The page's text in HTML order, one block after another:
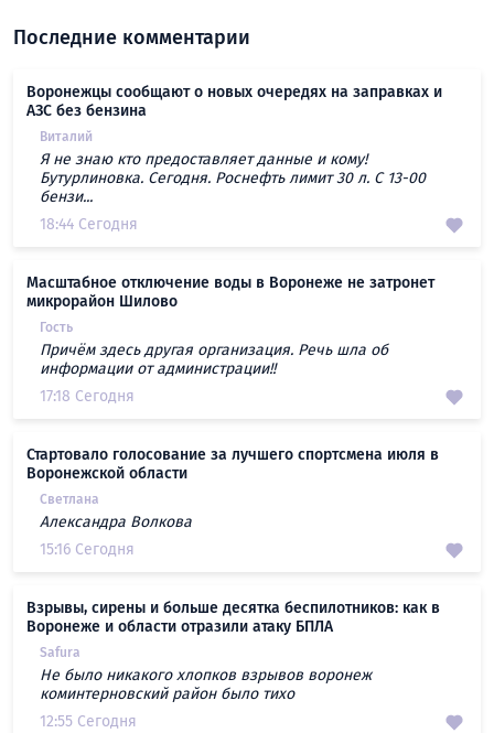
Последние комментарии
Воронежцы сообщают о новых очередях на заправках и
АЗС без бензина
Виталий
Я не знаю кто предоставляет данные и кому!
Бутурлиновка. Сегодня. Роснефть лимит 30 л. С 13-00
бензи...
18:44 Сегодня
Масштабное отключение воды в Воронеже не затронет
микрорайон Шилово
Гость
Причём здесь другая организация. Речь шла об
информации от администрации!!
17:18 Сегодня
Стартовало голосование за лучшего спортсмена июля в
Воронежской области
Светлана
Александра Волкова
15:16 Сегодня
Взрывы, сирены и больше десятка беспилотников: как в
Воронеже и области отразили атаку БПЛА
Safura
Не было никакого хлопков взрывов воронеж
коминтерновский район было тихо
12:55 Сегодня